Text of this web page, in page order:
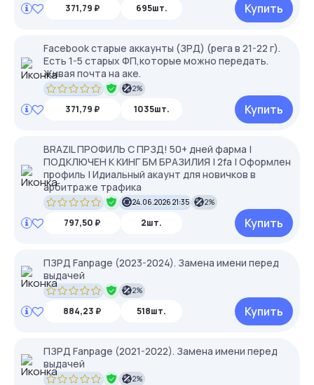
371,79 ₽ 695шт. Купить
Facebook старые аккаунты (ЗРД) (рега в 21-22 г).
Есть 1-5 старых ФП,которые можно передать.
Живая почта на аке.
2%
371,79 ₽ 1035шт. Купить
BRAZIL ПРОФИЛЬ С ПРЗД! 50+ дней фарма |
ПОДКЛЮЧЕН К КИНГ БМ БРАЗИЛИЯ | 2fa | Оформлен
профиль | Идиальный акаунт для новичков в
арбитраже трафика
24.06.2026 21:35 2%
797,50 ₽ 2шт. Купить
ПЗРД Fanpage (2023-2024). Замена имени перед
выдачей
2%
884,23 ₽ 518шт. Купить
ПЗРД Fanpage (2021-2022). Замена имени перед
выдачей
2%